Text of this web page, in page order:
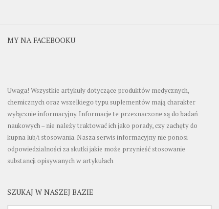
MY NA FACEBOOKU
Uwaga! Wszystkie artykuły dotyczące produktów medycznych,
chemicznych oraz wszelkiego typu suplementów mają charakter
wyłącznie informacyjny. Informacje te przeznaczone są do badań
naukowych – nie należy traktować ich jako porady, czy zachęty do
kupna lub/i stosowania. Nasza serwis informacyjny nie ponosi
odpowiedzialności za skutki jakie może przynieść stosowanie
substancji opisywanych w artykułach
SZUKAJ W NASZEJ BAZIE